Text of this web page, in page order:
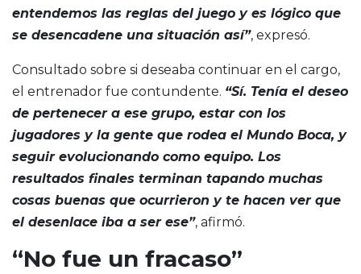
entendemos las reglas del juego y es lógico que
se desencadene una situación así”, expresó.
Consultado sobre si deseaba continuar en el cargo,
el entrenador fue contundente. “Sí. Tenía el deseo
de pertenecer a ese grupo, estar con los
jugadores y la gente que rodea el Mundo Boca, y
seguir evolucionando como equipo. Los
resultados finales terminan tapando muchas
cosas buenas que ocurrieron y te hacen ver que
el desenlace iba a ser ese”, afirmó.
“No fue un fracaso”